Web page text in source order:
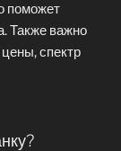
поможет
Также важно
спектр